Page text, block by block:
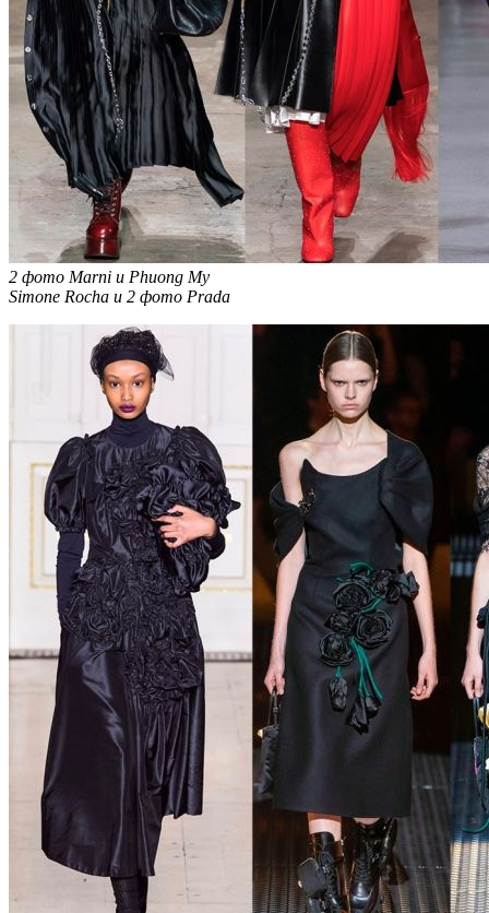
2 фото Marni и Phuong My
Simone Rocha и 2 фото Prada